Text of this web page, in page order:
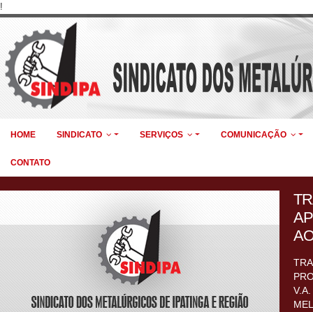
!
HOME SINDICATO SERVIÇOS COMUNICAÇÃO
CONTATO